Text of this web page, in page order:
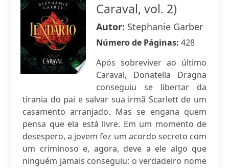
Caraval, vol. 2)
Autor: Stephanie Garber
Número de Páginas: 428
Após sobreviver ao último
Caraval, Donatella Dragna
conseguiu se libertar da
tirania do pai e salvar sua irmã Scarlett de um
casamento arranjado. Mas se engana quem
pensa que ela está livre. Em um momento de
desespero, a jovem fez um acordo secreto com
um criminoso e, agora, deve a ele algo que
ninguém jamais conseguiu: o verdadeiro nome